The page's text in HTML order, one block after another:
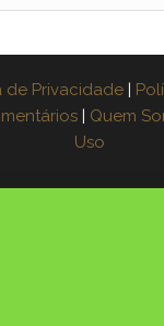
de Privacidade |
| Quem
Uso